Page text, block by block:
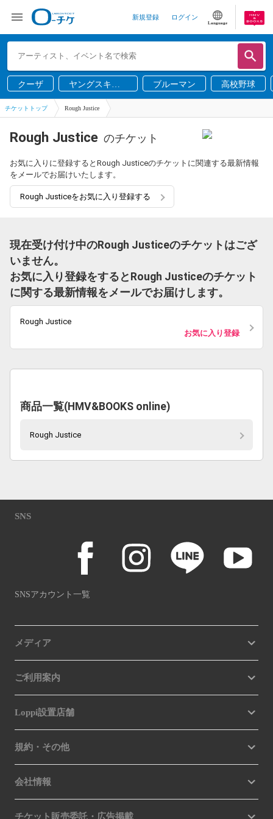
新規登録 ログイン
Language
クーザ
ヤングスキニ
ー
ブルーマン 高校野球
チケットトップ Rough Justice
Rough Justice のチケット
お気に入りに登録するとRough Justiceのチケットに関連する最新情報
をメールでお届けいたします。
Rough Justiceをお気に入り登録する
現在受け付け中のRough Justiceのチケットはござ
いません。
お気に入り登録をするとRough Justiceのチケット
に関する最新情報をメールでお届けします。
Rough Justice
お気に入り登録
商品一覧(HMV&BOOKS online)
Rough Justice
SNS
SNSアカウント一覧
メディア
ご利用案内
Loppi設置店舗
規約・その他
会社情報
チケット販売委託・広告掲載